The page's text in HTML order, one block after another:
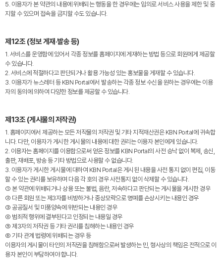
5. 이용자가 본 약관의 내용에 위배되는 행동을 한 경우에는 임의로 서비스 사용을 제한 및 중
지할 수 있으며 접속을 금지할 수도 있습니다.
제12조 (정보 게재·발송 등)
1. 서비스를 운영함에 있어서 각종 정보를 홈페이지에 게재하는 방법 등으로 회원에게 제공할
수 있습니다.
2. 서비스에 적절하다고 판단되거나 활용 가능성 있는 홍보물을 게재할 수 있습니다.
3. 이용자가 뉴스레터 등 KBN Portal에서 발송하는 각종 정보 수신을 원하는 경우에는 이용
자의 동의에 의하여 다양한 정보를 제공할 수 있습니다.
제13조 (게시물의 저작권)
1. 홈페이지에서 제공하는 모든 저작물의 저작권 및 기타 지적재산권은 KBN Portal에 귀속합
니다. 다만, 이용자가 게시한 게시물의 내용에 대한 권리는 이용자 본인에게 있습니다.
2. 이용자는 홈페이지를 이용함으로써 얻은 정보를 KBN Portal의 사전 승낙 없이 복제, 송신,
출판, 재배포, 방송 등 기타 방법으로 사용할 수 없습니다.
3. 이용자가 게시한 게시물에 대하여 KBN Portal은 게시된 내용을 사전 통지 없이 편집, 이동
할 수 있는 권리를 보유하며 다음 각 호의 경우 사전통지 없이 삭제할 수 있습니다.
① 본 약관에 위배되거나 상용 또는 불법, 음란, 저속하다고 판단되는 게시물을 게시한 경우
② 다른 회원 또는 제3자를 비방하거나 중상모략으로 명예를 손상시키는 내용인 경우
③ 공공질서 및 미풍양속에 위반되는 내용인 경우
④ 범죄적 행위에 결부된다고 인정되는 내용일 경우
⑤ 제3자의 저작권 등 기타 권리를 침해하는 내용인 경우
⑥ 기타 관계 법령에 위배되는 경우 등
이용자의 게시물이 타인의 저작권을 침해함으로써 발생하는 민, 형사상의 책임은 전적으로 이
용자 본인이 부담하여야 합니다.